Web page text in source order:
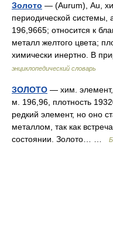
Золото — (Aurum), Au,
периодической
196,9665; относится к
металл желтого цвета;
химически инертно. В
энциклопедический словарь
ЗОЛОТО — хим. элемент,
м. 196,96, плотность
редкий элемент, но оно
металлом, так как
состоянии. Золото… …